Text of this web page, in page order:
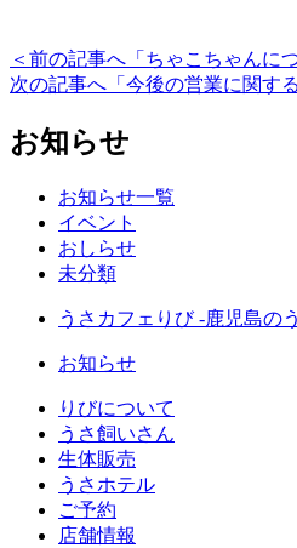
＜前の記事へ「ちゃこちゃんに
次の記事へ「今後の営業に関す
お知らせ
お知らせ一覧
イベント
おしらせ
未分類
うさカフェりび -鹿児島の
お知らせ
りびについて
うさ飼いさん
生体販売
うさホテル
ご予約
店舗情報